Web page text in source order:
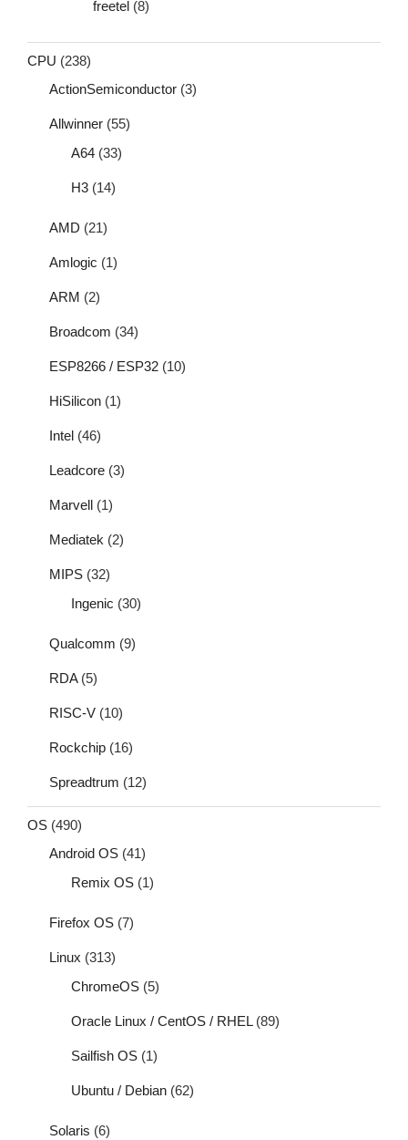
freetel (8)
CPU (238)
ActionSemiconductor (3)
Allwinner (55)
A64 (33)
H3 (14)
AMD (21)
Amlogic (1)
ARM (2)
Broadcom (34)
ESP8266 / ESP32 (10)
HiSilicon (1)
Intel (46)
Leadcore (3)
Marvell (1)
Mediatek (2)
MIPS (32)
Ingenic (30)
Qualcomm (9)
RDA(5)
RISC-V (10)
Rockchip (16)
Spreadtrum (12)
OS (490)
Android OS (41)
Remix OS (1)
Firefox OS (7)
Linux (313)
ChromeOS (5)
Oracle Linux / CentOS / RHEL(89)
Sailfish OS (1)
Ubuntu / Debian (62)
Solaris (6)